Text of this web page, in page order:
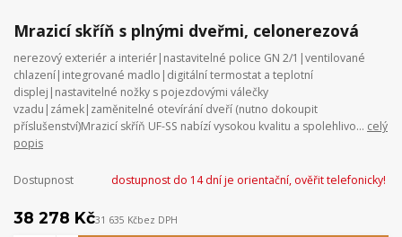
Mrazicí skříň s plnými dveřmi, celonerezová
nerezový exteriér a interiér|nastavitelné police GN 2/1|ventilované
chlazení|integrované madlo|digitální termostat a teplotní
displej|nastavitelné nožky s pojezdovými válečky
vzadu|zámek|zaměnitelné otevírání dveří (nutno dokoupit
příslušenství)Mrazicí skříň UF-SS nabízí vysokou kvalitu a spolehlivo... celý
popis
Dostupnost dostupnost do 14 dní je orientační, ověřit telefonicky!
38 278 Kč31 635 Kčbez DPH